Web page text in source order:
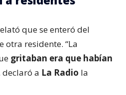
que se enteró del
otra residente. “La
gritaban era que habían
declaró a La Radio la